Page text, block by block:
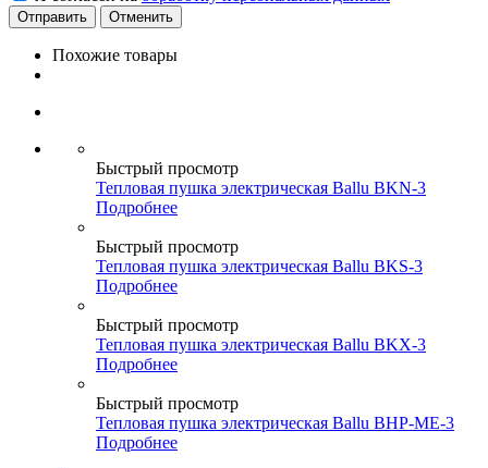
Отменить
Похожие товары
Быстрый просмотр
Тепловая пушка электрическая Ballu BKN-3
Подробнее
Быстрый просмотр
Тепловая пушка электрическая Ballu BKS-3
Подробнее
Быстрый просмотр
Тепловая пушка электрическая Ballu BKX-3
Подробнее
Быстрый просмотр
Тепловая пушка электрическая Ballu BHP-ME-3
Подробнее